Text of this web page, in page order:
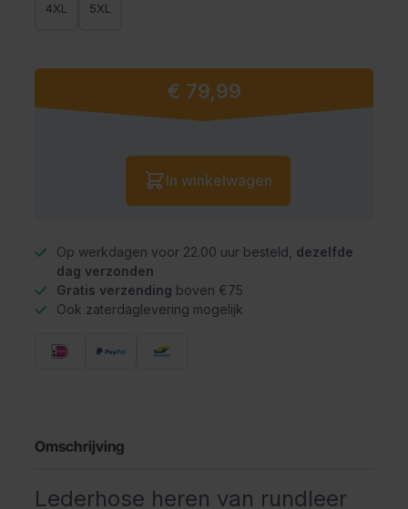
4XL 5XL
Vanaf:
€ 79,99
Aantal
In winkelwagen
Op werkdagen voor 22.00 uur besteld, dezelfde
dag verzonden
Gratis verzending boven €75
Ook zaterdaglevering mogelijk
Omschrijving
Lederhose heren van rundleer